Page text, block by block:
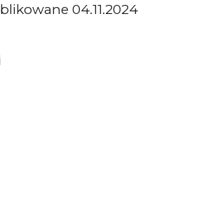
04.11.2024